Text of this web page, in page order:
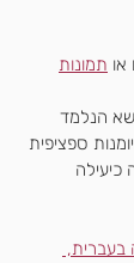
או תמונות
הנלמד
ספציפית
כיעילה
בעברית,